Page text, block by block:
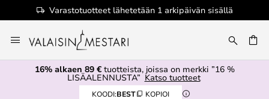
Varastotuotteet lähetetään 1 arkipäivän sisällä
to
Content
16% alkaen 89 €tuotteista, joissa on merkki ”16 %
LISÄALENNUSTA” Katso tuotteet
KOODI:BEST KOPIOI